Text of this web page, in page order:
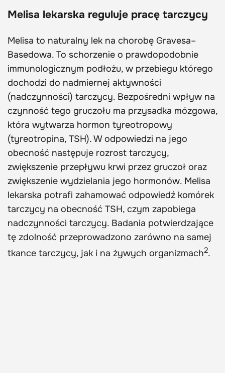
Melisa lekarska reguluje pracę tarczycy
Melisa to naturalny lek na chorobę Gravesa–
Basedowa. To schorzenie o prawdopodobnie
immunologicznym podłożu, w przebiegu którego
dochodzi do nadmiernej aktywności
(nadczynności) tarczycy. Bezpośredni wpływ na
czynność tego gruczołu ma przysadka mózgowa,
która wytwarza hormon tyreotropowy
(tyreotropina, TSH). W odpowiedzi na jego
obecność następuje rozrost tarczycy,
zwiększenie przepływu krwi przez gruczoł oraz
zwiększenie wydzielania jego hormonów. Melisa
lekarska potrafi zahamować odpowiedź komórek
tarczycy na obecność TSH, czym zapobiega
nadczynności tarczycy. Badania potwierdzające
tę zdolność przeprowadzono zarówno na samej
tkance tarczycy, jak i na żywych organizmach2.